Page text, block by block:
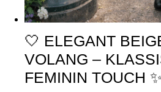
🤍 ELEGANT
VOLANG –
FEMININ TOUCH